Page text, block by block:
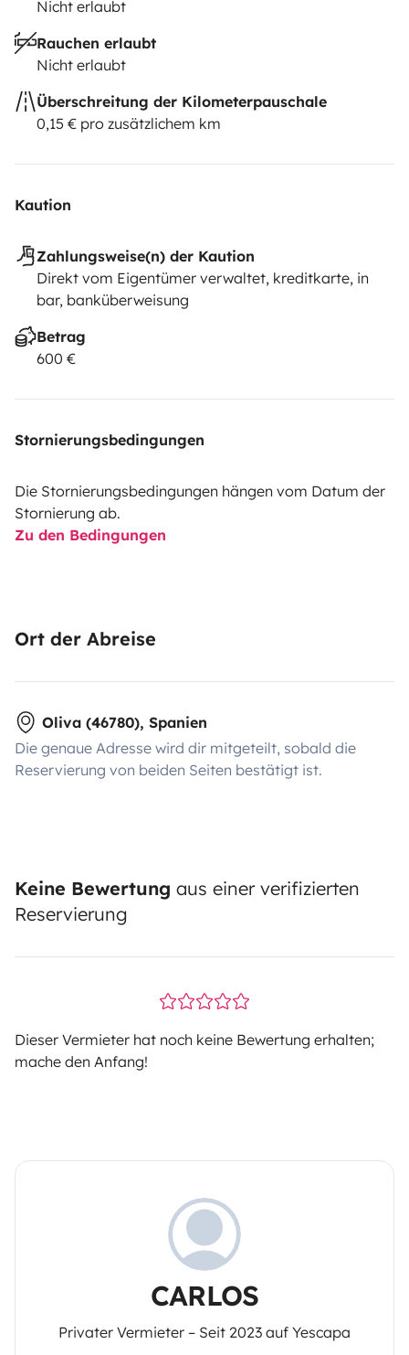
Nicht erlaubt
Rauchen erlaubt
Nicht erlaubt
Überschreitung der Kilometerpauschale
0,15 € pro zusätzlichem km
Kaution
Zahlungsweise(n) der Kaution
Direkt vom Eigentümer verwaltet, kreditkarte, in
bar, banküberweisung
Betrag
600 €
Stornierungsbedingungen
Die Stornierungsbedingungen hängen vom Datum der
Stornierung ab.
Zu den Bedingungen
Ort der Abreise
Oliva (46780), Spanien
Die genaue Adresse wird dir mitgeteilt, sobald die
Reservierung von beiden Seiten bestätigt ist.
Keine Bewertung aus einer verifizierten
Reservierung
Dieser Vermieter hat noch keine Bewertung erhalten;
mache den Anfang!
CARLOS
Privater Vermieter – Seit 2023 auf Yescapa